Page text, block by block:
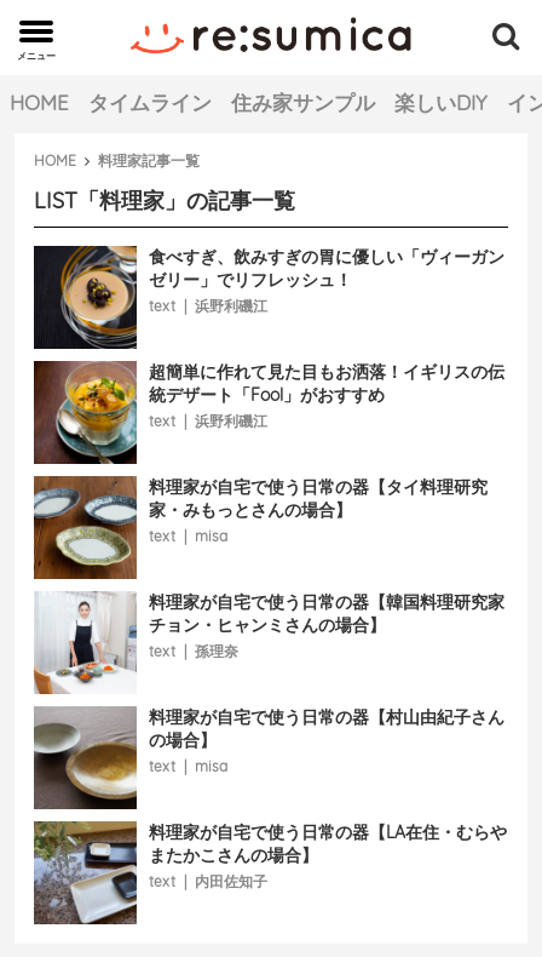
メニュー
MENU
HOME タイムライン 住み家サンプル 楽しいDIY イ
HOME 料理家記事一覧
LIST 「料理家 」の記事一覧
食べすぎ、飲みすぎの胃に優しい「ヴィーガン
ゼリー」でリフレッシュ！
text 浜野利磯江
超簡単に作れて見た目もお洒落！イギリスの伝
統デザート「Fool」がおすすめ
text 浜野利磯江
料理家が自宅で使う日常の器【タイ料理研究
家・みもっとさんの場合】
text misa
料理家が自宅で使う日常の器【韓国料理研究家
チョン・ヒャンミさんの場合】
text 孫理奈
料理家が自宅で使う日常の器【村山由紀子さん
の場合】
text misa
料理家が自宅で使う日常の器【LA在住・むらや
またかこさんの場合】
text 内田佐知子